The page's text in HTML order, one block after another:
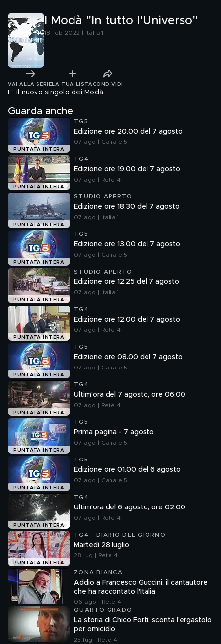
I Modà "In tutto l'Universo"
18 feb 2022 | Italia 1
VAI ALLA SERIE LA TUA LISTA CONDIVIDI
E' il nuovo singolo dei Modà.
Guarda anche
PUNTATA INTERA
TG5
Edizione ore 20.00 del 7 agosto
07 ago | Canale 5
PUNTATA INTERA
TG4
Edizione ore 19.00 del 7 agosto
07 ago | Rete 4
PUNTATA INTERA
STUDIO APERTO
Edizione ore 18.30 del 7 agosto
07 ago | Italia 1
PUNTATA INTERA
TG5
Edizione ore 13.00 del 7 agosto
07 ago | Canale 5
PUNTATA INTERA
STUDIO APERTO
Edizione ore 12.25 del 7 agosto
07 ago | Italia 1
PUNTATA INTERA
TG4
Edizione ore 12.00 del 7 agosto
07 ago | Rete 4
PUNTATA INTERA
TG5
Edizione ore 08.00 del 7 agosto
07 ago | Canale 5
PUNTATA INTERA
TG4
Ultim'ora del 7 agosto, ore 06.00
07 ago | Rete 4
PUNTATA INTERA
TG5
Prima pagina - 7 agosto
07 ago | Canale 5
PUNTATA INTERA
TG5
Edizione ore 01.00 del 6 agosto
07 ago | Canale 5
PUNTATA INTERA
TG4
Ultim'ora del 6 agosto, ore 02.00
07 ago | Rete 4
PUNTATA INTERA
TG4 - DIARIO DEL GIORNO
Martedì 28 luglio
28 lug | Rete 4
ZONA BIANCA
Addio a Francesco Guccini, il cantautore
che ha raccontato l'Italia
06 ago | Rete 4
QUARTO GRADO
La storia di Chico Forti: sconta l'ergastolo
per omicidio
25 lug | Rete 4